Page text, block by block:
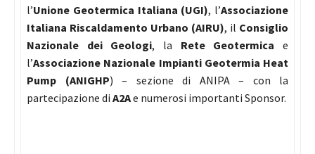
l’Unione Geotermica Italiana (UGI), l’Associazione
Italiana Riscaldamento Urbano (AIRU), il Consiglio
Nazionale dei Geologi, la Rete Geotermica e
l’Associazione Nazionale Impianti Geotermia Heat
Pump (ANIGHP) – sezione di ANIPA – con la
partecipazione di A2Ae numerosi importanti Sponsor.